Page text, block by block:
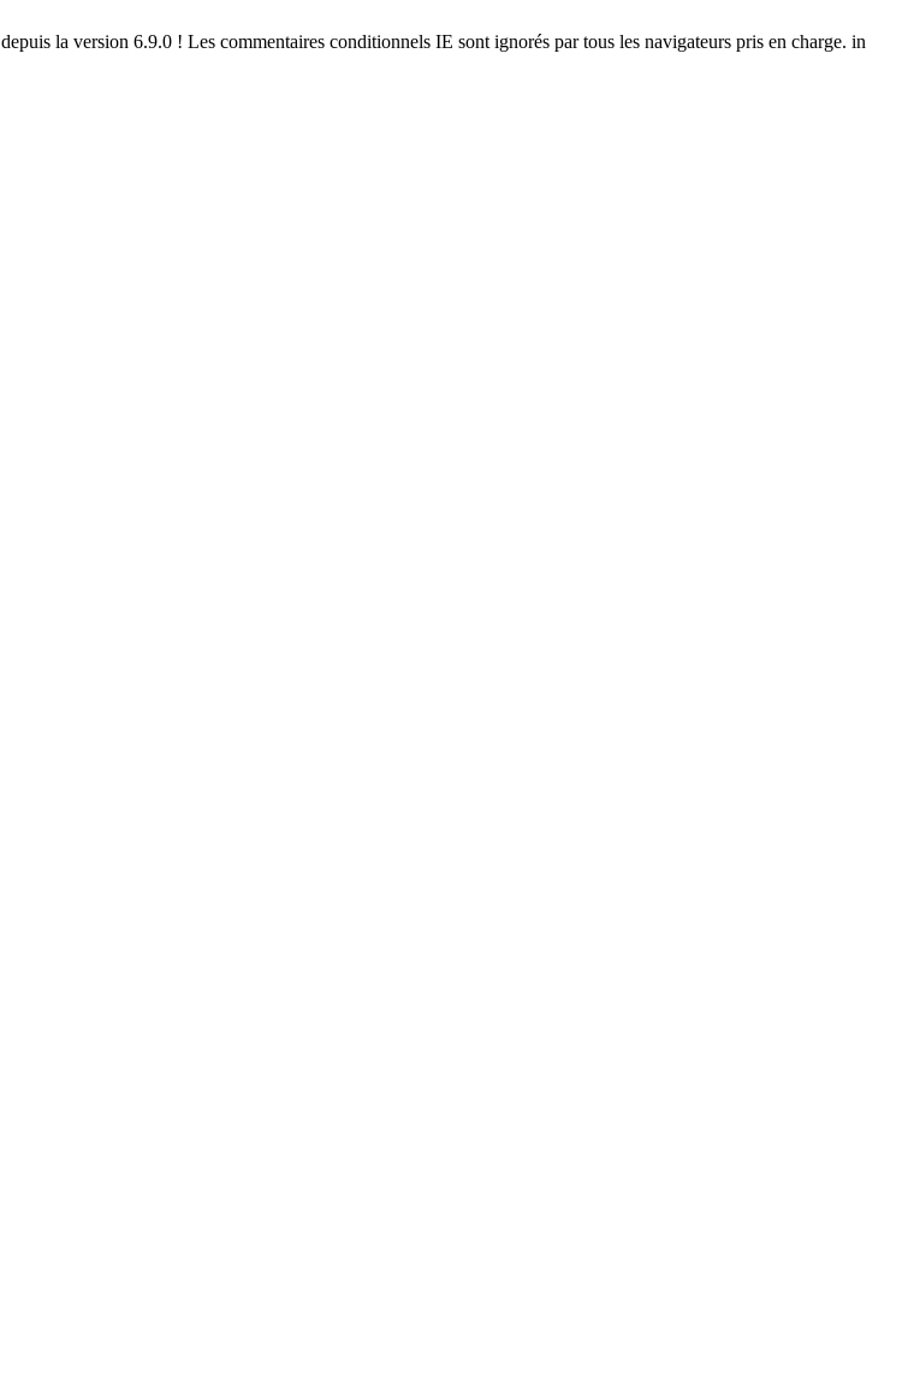
depuis la version 6.9.0 ! Les commentaires conditionnels IE sont ignorés par tous les navigateurs pris en charge. in